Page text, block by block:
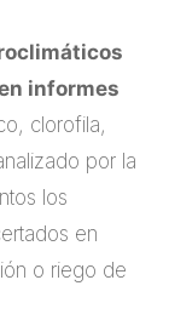
informes
clorofila,
por la
los
en
o riego de